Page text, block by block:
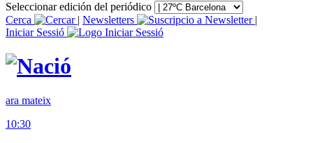
Seleccionar edición del periódico
Cerca
| Newsletters
|
Iniciar Sessió
ara mateix
10:30